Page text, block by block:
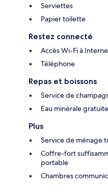
Serviettes
Papier toilette
Restez connecté
Accès Wi-Fi à
Téléphone
Repas et boissons
Service de
Eau minérale gratuite
Plus
Service de ménage
Coffre-fort
portable
Chambres